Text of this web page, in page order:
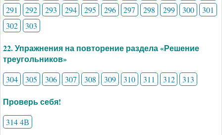
291
292 293 294 295 296 297 298 299 300
301
302
303
22. Упражнения на повторение раздела «Решение
треугольников»
304 305 306 307 308 309 310 311 312 313
Проверь себя!
314 4В